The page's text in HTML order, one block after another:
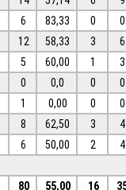
6 83,33 0
0
12 58,33 3
6
5 60,00 1
3
0 0,0 0
0
1 0,00 0
0
8 62,50 3
4
6 50,00 2
4
80 55,00 16